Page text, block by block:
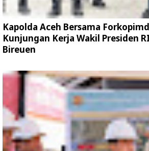
Kapolda Aceh Bersama
Kunjungan Kerja Wakil Presiden
Bireuen